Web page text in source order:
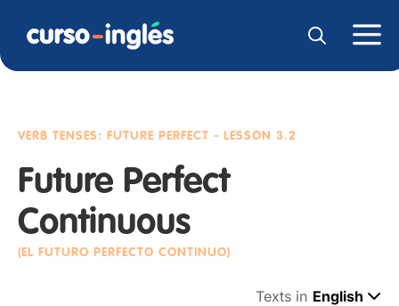
VERB TENSES: FUTURE PERFECT - LESSON 3.2
Future Perfect
Continuous
(EL FUTURO PERFECTO CONTINUO)
Texts in English